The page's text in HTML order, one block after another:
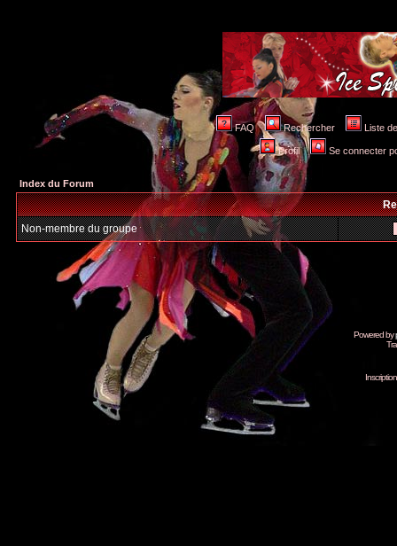
FAQ Rechercher Liste
Profil Se connecter
Index du Forum
Non-membre du groupe
Powered by